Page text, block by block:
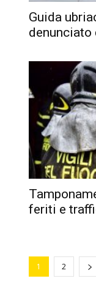
Guida
feriti e
1 2